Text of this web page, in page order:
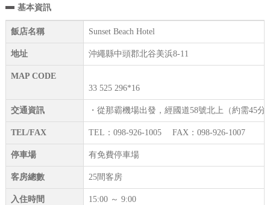
基本資訊
飯店名稱 Sunset Beach Hotel
地址 沖繩縣中頭郡北谷美浜8-11
MAP CODE
33 525 296*16
交通資訊 ・從那霸機場出發，經國道58號北上（約需45分
TEL/FAX TEL：098-926-1005 FAX：098-926-1007
停車場 有免費停車場
客房總數 25間客房
入住時間 15:00 ～ 9:00